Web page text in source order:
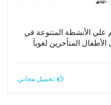
علي الأنشطة المتنوعة في
المتأخرين لغويآ
تحميل مجاني